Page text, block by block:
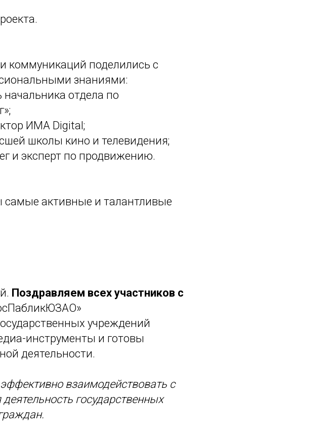
коммуникаций поделились с
знаниями:
начальника отдела по
ИМА Digital;
школы кино и телевидения;
и эксперт по продвижению.
самые активные и талантливые
Поздравляем всех участников с
учреждений
инструменты и готовы
деятельности.
взаимодействовать с
государственных